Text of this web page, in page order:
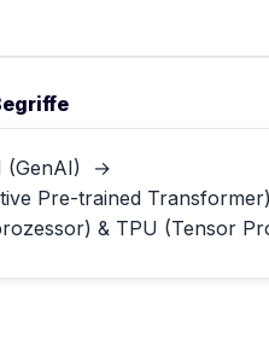
(GenAI)
→
Pre-trained Transformer)
& TPU (Tensor